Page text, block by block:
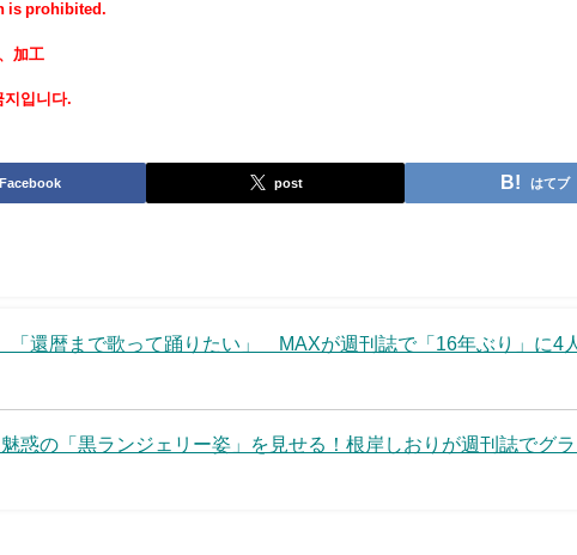
is prohibited.
加工
입니다.
Facebook post はてブ
「還暦まで歌って踊りたい」 MAXが週刊誌で「16年ぶり」に4
魅惑の「黒ランジェリー姿」を見せる！根岸しおりが週刊誌でグ